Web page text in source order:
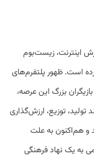
اینترنت، زیست‌بوم
است. ظهور پلتفرم‌های
بزرگ این عرصه،
توزیع، ارزش‌گذاری
و هم‌اکنون به علت
به یک نهاد فرهنگی